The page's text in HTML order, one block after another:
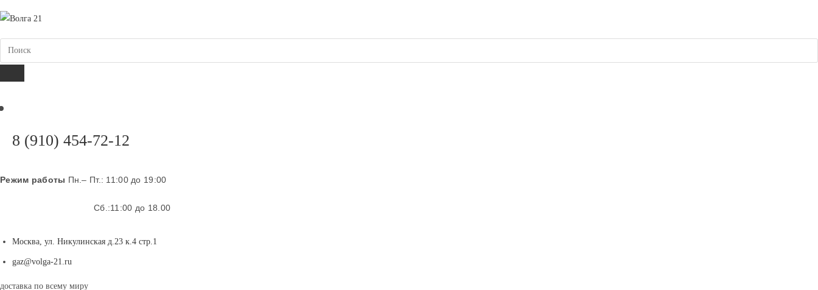
Поиск
8 (910) 454-72-12
приложении
Режим работы Пн.– Пт.: 11:00 до 19:00
Сб.:11:00 до 18.00
Москва, ул. Никулинская д.23 к.4 стр.1
gaz@volga-21.ru
доставка по всему миру